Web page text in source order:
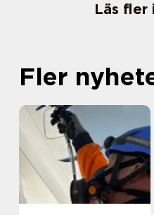
Läs fler
Fler